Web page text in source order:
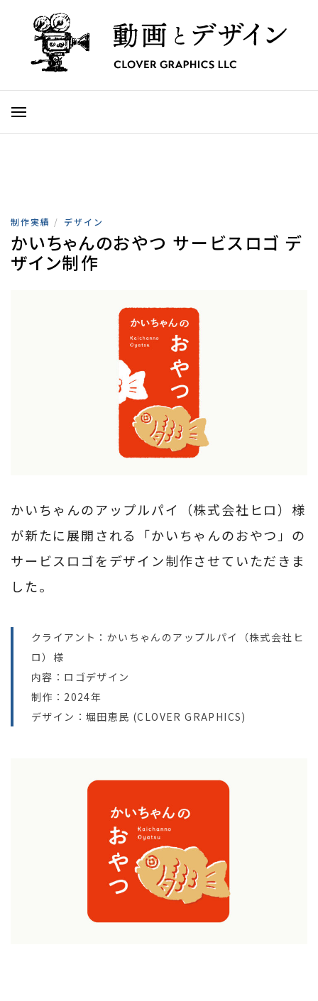
制作実績 / デザイン
かいちゃんのおやつ サービスロゴ デ
ザイン制作
かいちゃんのアップルパイ（株式会社ヒロ）様
が新たに展開される「かいちゃんのおやつ」の
サービスロゴをデザイン制作させていただきま
した。
クライアント：かいちゃんのアップルパイ（株式会社ヒ
ロ）様
内容：ロゴデザイン
制作：2024年
デザイン：堀田恵民 (CLOVER GRAPHICS)